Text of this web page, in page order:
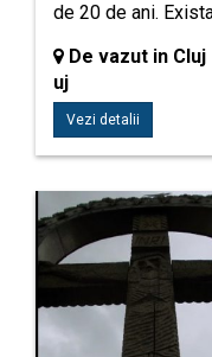
de 20 de ani.
De vazut in
uj
Vezi detalii